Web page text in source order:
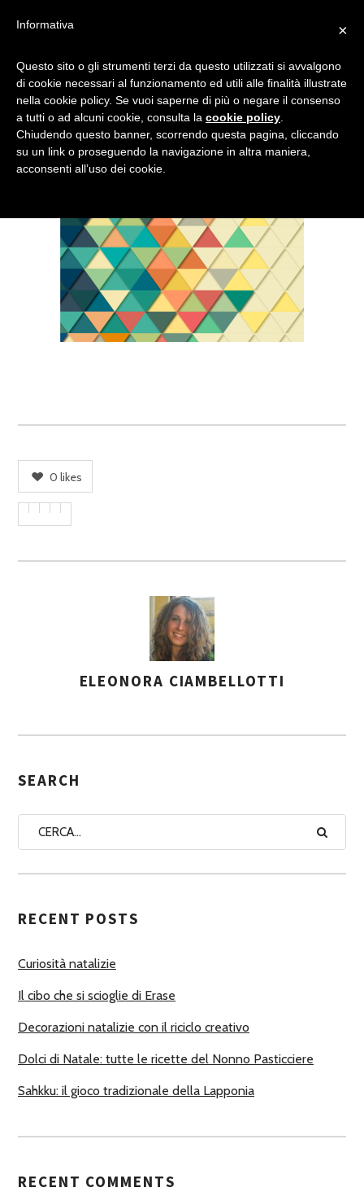
BACKGROUND-
3045402_640
0 likes
S
G
A
U
O
I
ELEONORA CIAMBELLOTTI
SEARCH
RECENT POSTS
Curiosità natalizie
Il cibo che si scioglie di Erase
Decorazioni natalizie con il riciclo creativo
Dolci di Natale: tutte le ricette del Nonno Pasticciere
Sahkku: il gioco tradizionale della Lapponia
RECENT COMMENTS
×
Informativa
Questo sito o gli strumenti terzi da questo utilizzati si avvalgono
di cookie necessari al funzionamento ed utili alle finalità illustrate
nella cookie policy. Se vuoi saperne di più o negare il consenso
a tutti o ad alcuni cookie, consulta la cookie policy
Chiudendo questo banner, scorrendo questa pagina, cliccando
su un link o proseguendo la navigazione in altra maniera,
acconsenti all’uso dei cookie.